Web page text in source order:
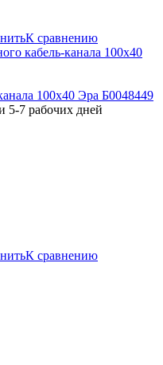
К сравнению
100х40 Эра Б0048449
5-7 рабочих дней
К сравнению